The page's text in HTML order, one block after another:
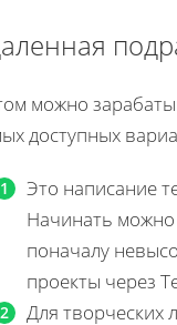
можно
доступных
Это написание
Начинать
поначалу
проекты через
Для творческих